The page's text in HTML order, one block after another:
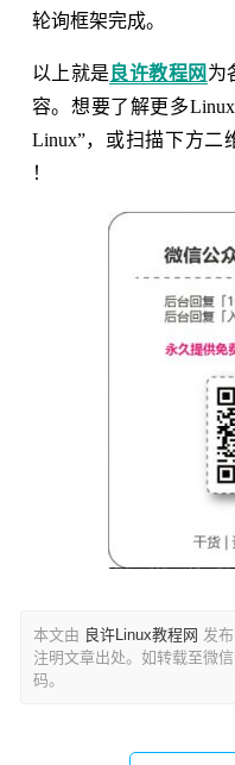
轮询框架完成。
以上就是 良许教程网 为
容。想要了解更多
Linux”，或扫描下方二
！
本文由 良许Linux教程网 发
注明文章出处。如转载至微
码。